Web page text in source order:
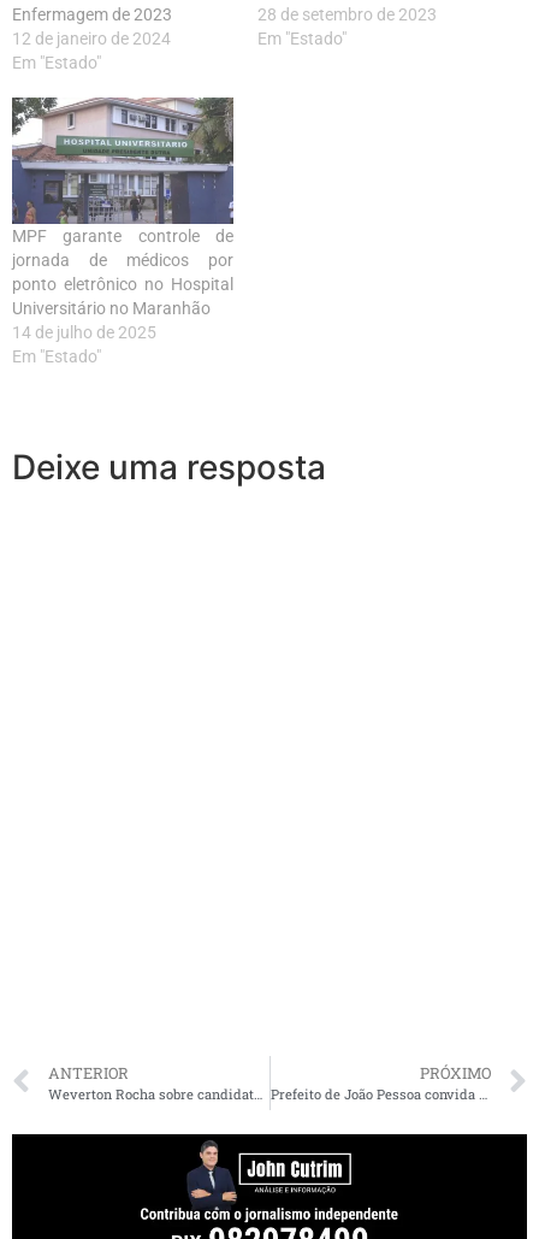
Enfermagem de 2023
12 de janeiro de 2024
Em "Estado"
28 de setembro de 2023
Em "Estado"
MPF garante controle de
jornada de médicos por
ponto eletrônico no Hospital
Universitário no Maranhão
14 de julho de 2025
Em "Estado"
Deixe uma resposta
ANTERIOR
Weverton Rocha sobre candidatura ao governo: “se Deus permitir e me der saúde, é lógico!”
PRÓXIMO
Prefeito de João Pessoa convida Leonardo Sá para ver modelo de administração com mais de 80% de aprovação